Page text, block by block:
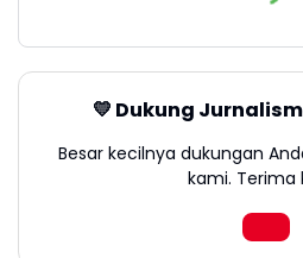
💛 Dukung
Besar kecilnya dukungan
kami. Terima